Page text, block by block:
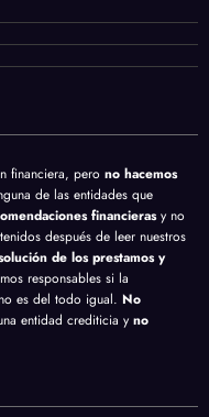
financiera, pero no hacemos
de las entidades que
financierasy no
después de leer nuestros
de los prestamos y
responsables si la
es del todo igual. No
entidad crediticia y no